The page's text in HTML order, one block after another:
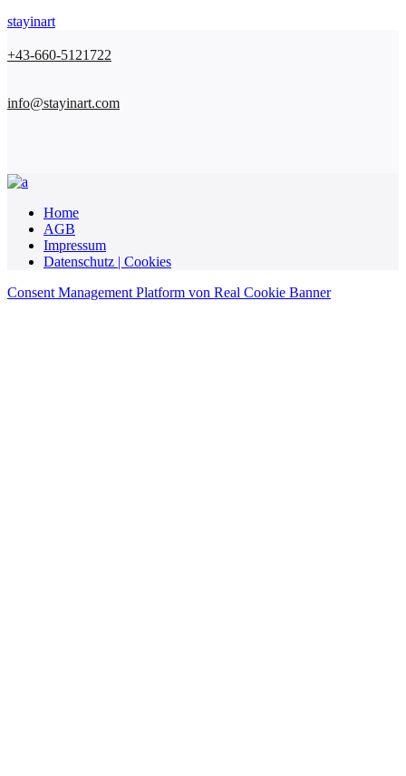
stayinart
+43-660-5121722
info@stayinart.com
Home
AGB
Impressum
Datenschutz | Cookies
Consent Management Platform von Real Cookie Banner